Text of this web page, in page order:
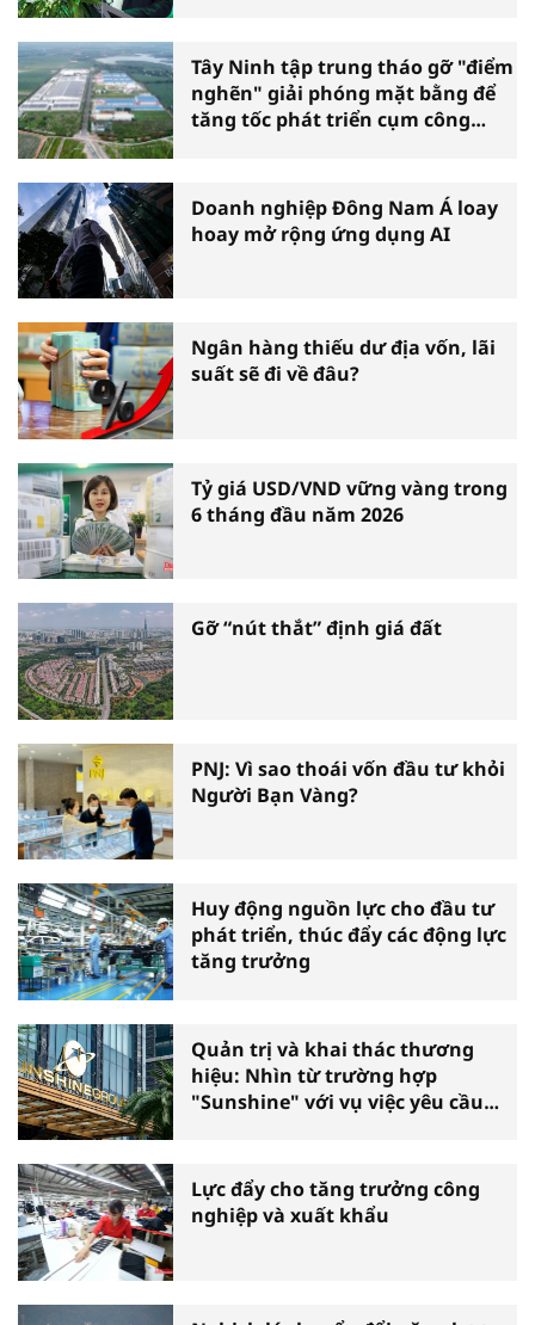
Tây Ninh tập trung tháo gỡ "điểm
nghẽn" giải phóng mặt bằng để
tăng tốc phát triển cụm công
Doanh nghiệp Đông Nam Á loay
hoay mở rộng ứng dụng AI
Ngân hàng thiếu dư địa vốn, lãi
suất sẽ đi về đâu?
Tỷ giá USD/VND vững vàng trong
6 tháng đầu năm 2026
Gỡ “nút thắt” định giá đất
PNJ: Vì sao thoái vốn đầu tư khỏi
Người Bạn Vàng?
Huy động nguồn lực cho đầu tư
phát triển, thúc đẩy các động lực
tăng trưởng
Quản trị và khai thác thương
hiệu: Nhìn từ trường hợp
"Sunshine" với vụ việc yêu cầu
Lực đẩy cho tăng trưởng công
nghiệp và xuất khẩu